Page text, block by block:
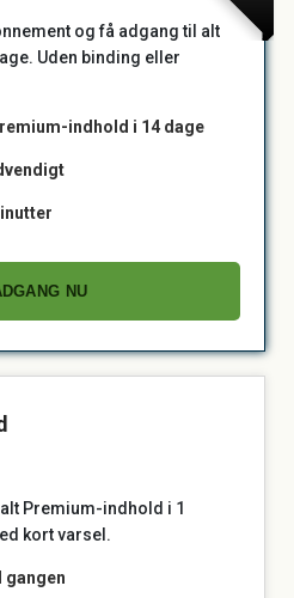
og få adgang til alt
Uden binding eller
indhold i 14 dage
NU
Premium-indhold i 1
kort varsel.
gangen